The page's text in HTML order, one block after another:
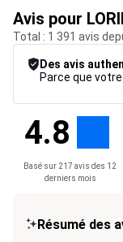
Avis pour
Total : 1 391 avis
Des avis
4.8
Basé sur 217 avis des 12
derniers mois
Résumé des